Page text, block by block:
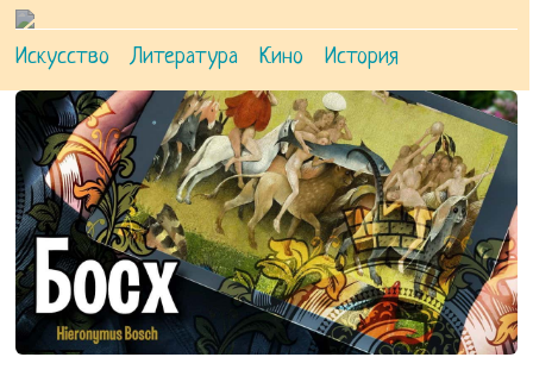
Искусство Литература Кино История